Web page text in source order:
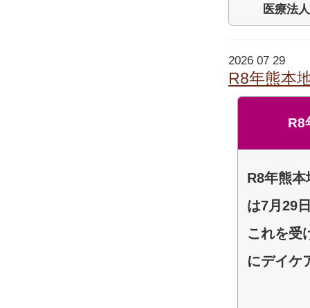
医療法
2026 07 29
R8年熊本
R8
R8年熊
は7月29
これを受
にデイケ